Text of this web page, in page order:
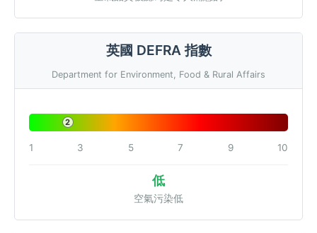
英國 DEFRA 指數
Department for Environment, Food & Rural Affairs
2
1 3 5 7 9 10
低
空氣污染低